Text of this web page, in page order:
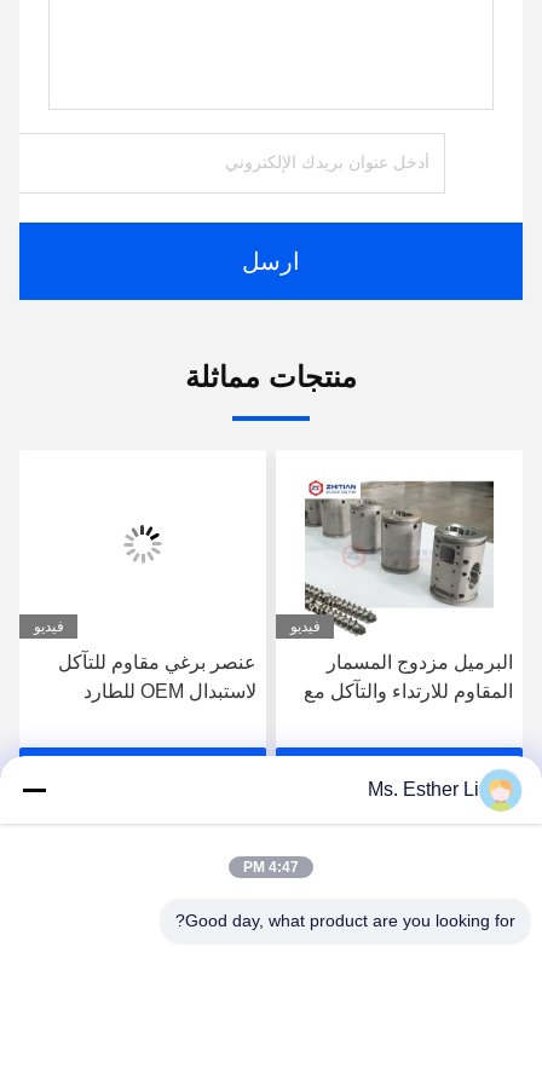
ارسل
منتجات مماثلة
فيديو
البرميل مزدوج المسمار
المقاوم للارتداء والتآكل مع
لتطبيقات التطويق
احصل على افضل سعر
فيديو
عنصر برغي مقاوم للتآكل
لاستبدال OEM للطارد
Ms. Esther Li
4:47 PM
Good day, what product are you looking for?